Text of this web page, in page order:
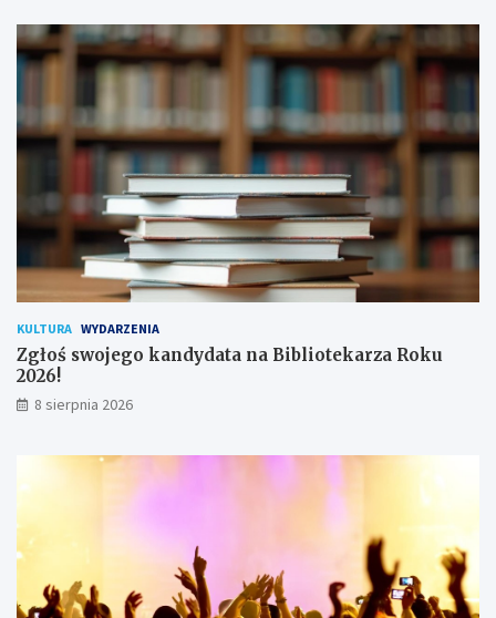
a
n
!
d
y
h
u
ż
o
n
i
ó
w
KULTURA WYDARZENIA
Zgłoś swojego kandydata na Bibliotekarza Roku
2026!
8 sierpnia 2026